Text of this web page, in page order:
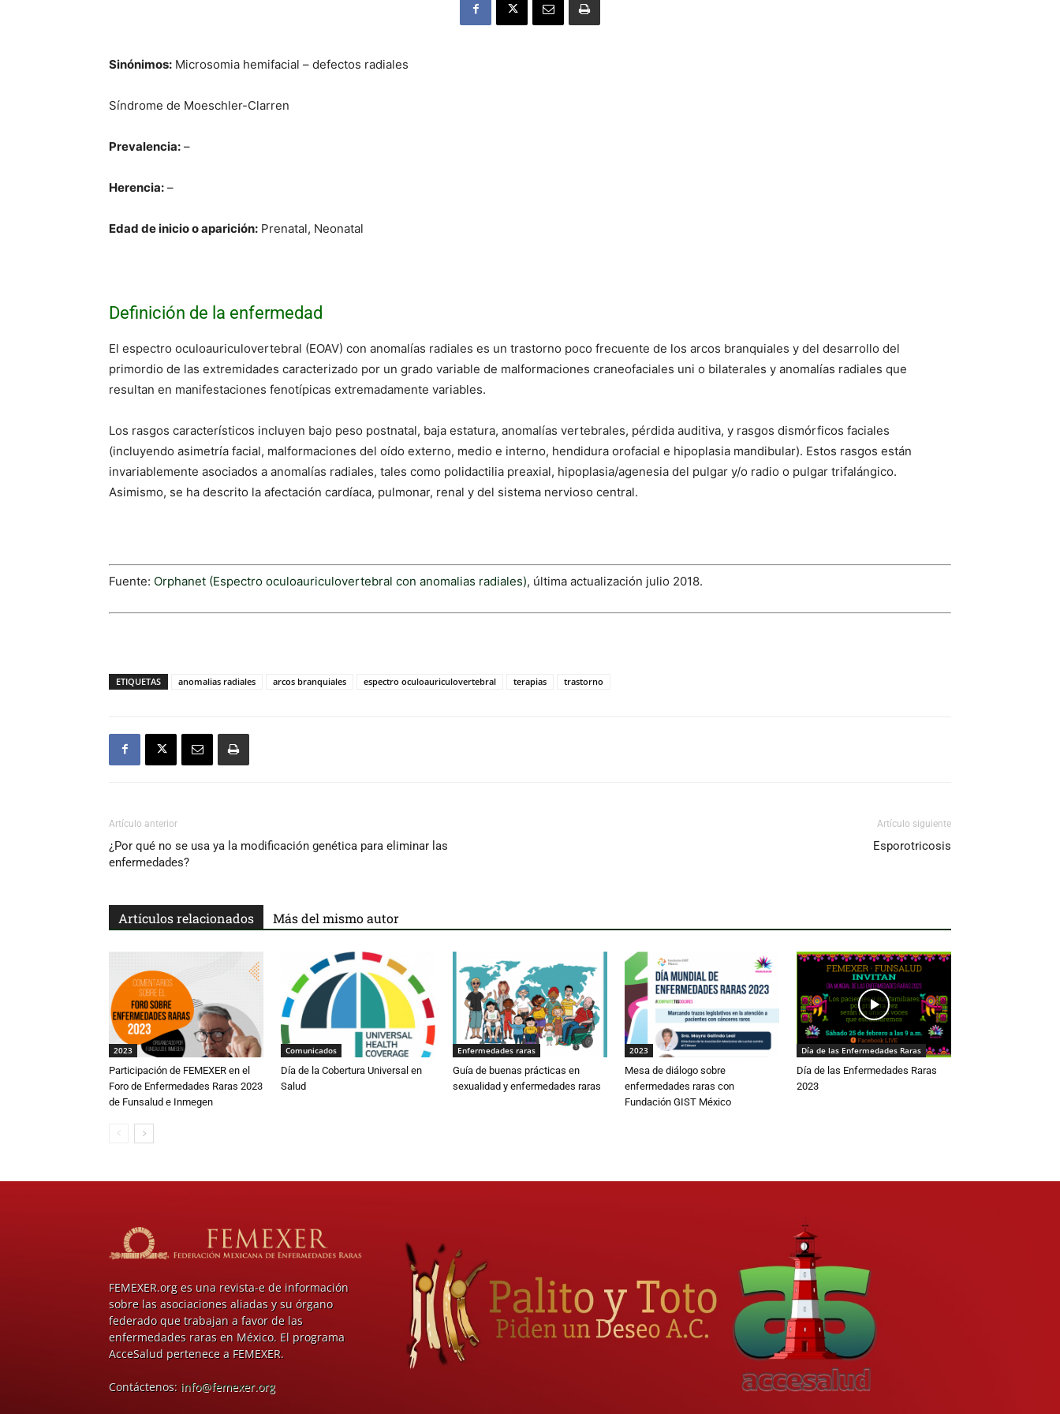
Sinónimos: Microsomia hemifacial – defectos radiales
Síndrome de Moeschler-Clarren
Prevalencia: –
Herencia: –
Edad de inicio o aparición: Prenatal, Neonatal
Definición de la enfermedad
El espectro oculoauriculovertebral (EOAV) con anomalías radiales es un trastorno poco frecuente de los arcos branquiales y del desarrollo del
primordio de las extremidades caracterizado por un grado variable de malformaciones craneofaciales uni o bilaterales y anomalías radiales que
resultan en manifestaciones fenotípicas extremadamente variables.
Los rasgos característicos incluyen bajo peso postnatal, baja estatura, anomalías vertebrales, pérdida auditiva, y rasgos dismórficos faciales
(incluyendo asimetría facial, malformaciones del oído externo, medio e interno, hendidura orofacial e hipoplasia mandibular). Estos rasgos están
invariablemente asociados a anomalías radiales, tales como polidactilia preaxial, hipoplasia/agenesia del pulgar y/o radio o pulgar trifalángico.
Asimismo, se ha descrito la afectación cardíaca, pulmonar, renal y del sistema nervioso central.
Fuente: Orphanet (Espectro oculoauriculovertebral con anomalias radiales), última actualización julio 2018.
ETIQUETAS anomalias radiales arcos branquiales espectro oculoauriculovertebral terapias trastorno
Artículo anterior
¿Por qué no se usa ya la modificación genética para eliminar las
enfermedades?
Artículo siguiente
Esporotricosis
Artículos relacionados Más del mismo autor
2023
Participación de FEMEXER en el
Foro de Enfermedades Raras 2023
de Funsalud e Inmegen
Comunicados
Día de la Cobertura Universal en
Salud
Enfermedades raras
Guía de buenas prácticas en
sexualidad y enfermedades raras
2023
Mesa de diálogo sobre
enfermedades raras con
Fundación GIST México
Día de las Enfermedades Raras
Día de las Enfermedades Raras
2023
FEMEXER.org es una revista-e de información
sobre las asociaciones aliadas y su órgano
federado que trabajan a favor de las
enfermedades raras en México. El programa
AcceSalud pertenece a FEMEXER.
Contáctenos: info@femexer.org